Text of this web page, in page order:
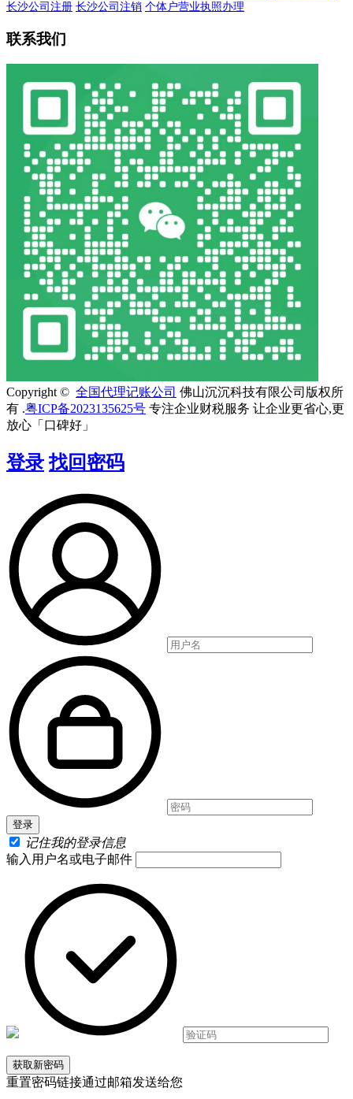
长沙公司注册 长沙公司注销 个体户营业执照办理
联系我们
Copyright © 全国代理记账公司 佛山沉沉科技有限公司版权所
有 .粤ICP备2023135625号 专注企业财税服务 让企业更省心,更
放心「口碑好」
登录 找回密码
记住我的登录信息
输入用户名或电子邮件
重置密码链接通过邮箱发送给您